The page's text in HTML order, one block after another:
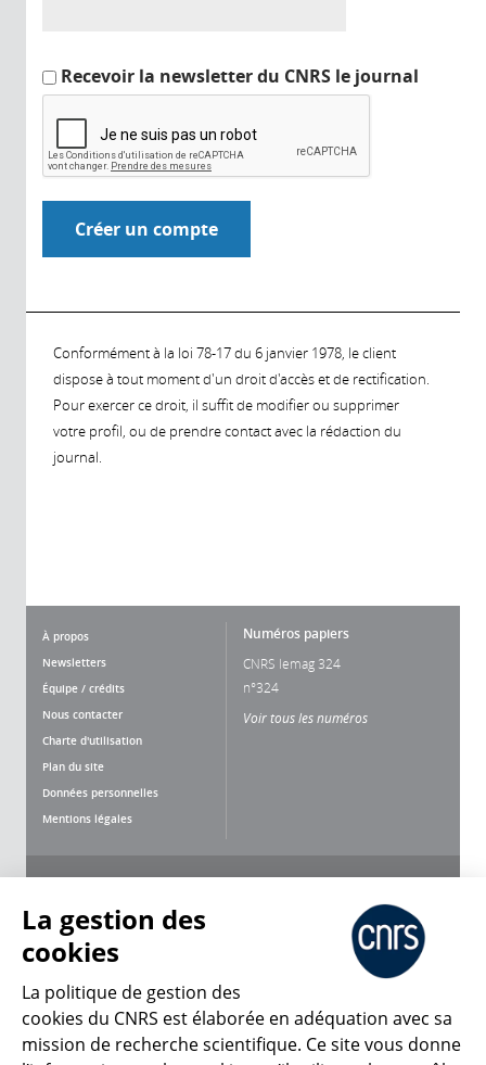
Recevoir la newsletter du CNRS le journal
Conformément à la loi 78-17 du 6 janvier 1978, le client
dispose à tout moment d'un droit d'accès et de rectification.
Pour exercer ce droit, il suffit de modifier ou supprimer
votre profil, ou de prendre contact avec la rédaction du
journal.
À propos
Newsletters
Équipe / crédits
Nous contacter
Charte d'utilisation
Plan du site
Données personnelles
Mentions légales
Numéros papiers
CNRS lemag 324
n°324
Voir tous les numéros
CNRS Le Mag
La gestion des
cookies
La politique de gestion des
cookies du CNRS est élaborée en adéquation avec sa
mission de recherche scientifique. Ce site vous donne